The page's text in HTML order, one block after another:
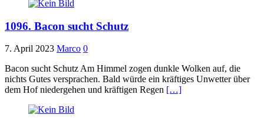
1096. Bacon sucht Schutz
7. April 2023 Marco 0
Bacon sucht Schutz Am Himmel zogen dunkle Wolken auf, die
nichts Gutes versprachen. Bald würde ein kräftiges Unwetter über
dem Hof niedergehen und kräftigen Regen […]